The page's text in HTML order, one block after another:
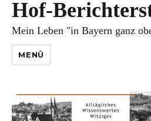
Hof-
Mein Leben "in Bayern ganz
MENÜ